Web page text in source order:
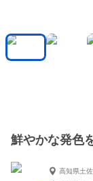
鮮やかな発色
高知県土